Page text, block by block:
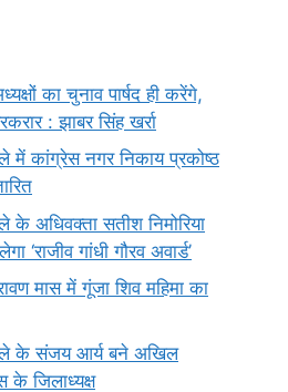
का चुनाव पार्षद ही करेंगे,
: झाबर सिंह खर्रा
में कांग्रेस नगर निकाय प्रकोष्ठ
के अधिवक्ता सतीश निमोरिया
‘राजीव गांधी गौरव अवार्ड’
मास में गूंजा शिव महिमा का
के संजय आर्य बने अखिल
के जिलाध्यक्ष